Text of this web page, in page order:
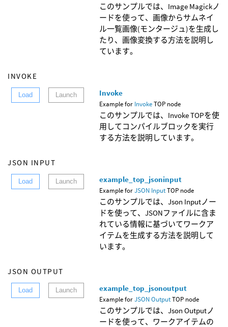
このサンプルでは、Image Magickノ
ードを使って、画像からサムネイ
ル一覧画像(モンタージュ)を生成し
たり、画像変換する方法を説明し
ています。
INVOKE
Load Launch Invoke
Example for InvokeTOP node
このサンプルでは、Invoke TOPを使
用してコンパイルブロックを実行
する方法を説明しています。
JSON INPUT
Load Launch example_top_jsoninput
Example forJSON InputTOP node
このサンプルでは、Json Inputノー
ドを使って、JSONファイルに含ま
れている情報に基づいてワークア
イテムを生成する方法を説明して
います。
JSON OUTPUT
Load Launch example_top_jsonoutput
Example forJSON OutputTOP node
このサンプルでは、Json Outputノ
ードを使って、ワークアイテムの